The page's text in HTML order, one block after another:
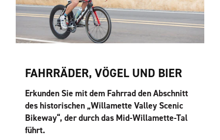
FAHRRÄDER, VÖGEL UND BIER
Erkunden Sie mit dem Fahrrad den Abschnitt
des historischen „Willamette Valley Scenic
Bikeway“, der durch das Mid-Willamette-Tal
führt.